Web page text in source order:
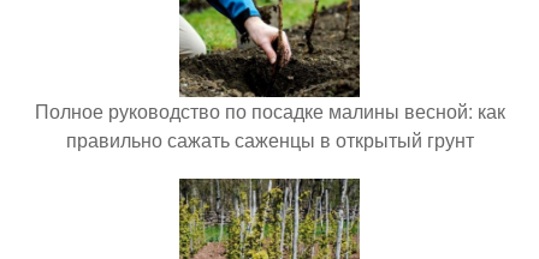
Полное руководство по посадке малины весной: как
правильно сажать саженцы в открытый грунт